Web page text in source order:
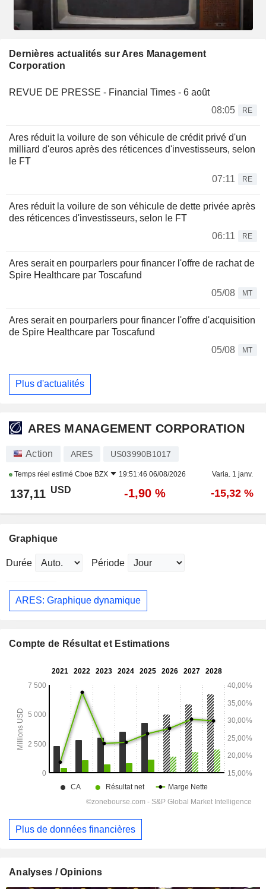
Dernières actualités sur Ares Management
Corporation
REVUE DE PRESSE - Financial Times - 6 août
08:05
RE
Ares réduit la voilure de son véhicule de crédit privé d'un
milliard d'euros après des réticences d'investisseurs, selon
le FT
07:11
RE
Ares réduit la voilure de son véhicule de dette privée après
des réticences d'investisseurs, selon le FT
06:11
RE
Ares serait en pourparlers pour financer l'offre de rachat de
Spire Healthcare par Toscafund
05/08
MT
Ares serait en pourparlers pour financer l'offre d'acquisition
de Spire Healthcare par Toscafund
05/08
MT
Plus d'actualités
ARES MANAGEMENT CORPORATION
Action ARES US03990B1017
Temps réel estimé Cboe BZX 19:51:46 06/08/2026 Varia. 1 janv.
137,11 USD -1,90 % -15,32 %
Graphique
Durée Période
ARES: Graphique dynamique
Compte de Résultat et Estimations
Plus de données financières
Analyses / Opinions